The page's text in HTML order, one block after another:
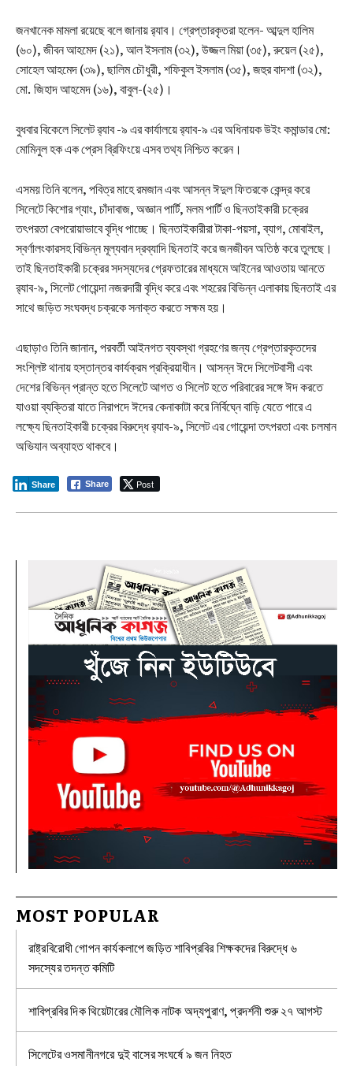
জনখানেক মামলা রয়েছে বলে জানায় র‍্যাব। গ্রেপ্তারকৃতরা হলেন- আব্দুল হালিম
(৬০), জীবন আহমেদ (২১), আল ইসলাম (৩২), উজ্জল মিয়া (৩৫), রুয়েল (২৫),
সোহেল আহমেদ (৩৯), ছালিম চৌধুরী, শফিকুল ইসলাম (৩৫), জহুর বাদশা (৩২),
মো. জিহাদ আহমেদ (১৬), বাবুল-(২৫)।
বুধবার বিকেলে সিলেট র‍্যাব -৯ এর কার্যালয়ে র‍্যাব-৯ এর অধিনায়ক উইং কমান্ডার মো:
মোমিনুল হক এক প্রেস ব্রিফিংয়ে এসব তথ্য নিশ্চিত করেন।
এসময় তিনি বলেন, পবিত্র মাহে রমজান এবং আসন্ন ঈদুল ফিতরকে কেন্দ্র করে
সিলেটে কিশোর গ্যাং, চাঁদাবাজ, অজ্ঞান পার্টি, মলম পার্টি ও ছিনতাইকারী চক্রের
তৎপরতা বেপরোয়াভাবে বৃদ্ধি পাচ্ছে। ছিনতাইকারীরা টাকা-পয়সা, ব্যাগ, মোবাইল,
স্বর্ণালংকারসহ বিভিন্ন মূল্যবান দ্রব্যাদি ছিনতাই করে জনজীবন অতিষ্ঠ করে তুলছে।
তাই ছিনতাইকারী চক্রের সদস্যদের গ্রেফতারের মাধ্যমে আইনের আওতায় আনতে
র‍্যাব-৯, সিলেট গোয়েন্দা নজরদারী বৃদ্ধি করে এবং শহরের বিভিন্ন এলাকায় ছিনতাই এর
সাথে জড়িত সংঘবদ্ধ চক্রকে সনাক্ত করতে সক্ষম হয়।
এছাড়াও তিনি জানান, পরবর্তী আইনগত ব্যবস্থা গ্রহণের জন্য গ্রেপ্তারকৃতদের
সংশ্লিষ্ট থানায় হস্তান্তর কার্যক্রম প্রক্রিয়াধীন। আসন্ন ঈদে সিলেটবাসী এবং
দেশের বিভিন্ন প্রান্ত হতে সিলেটে আগত ও সিলেট হতে পরিবারের সঙ্গে ঈদ করতে
যাওয়া ব্যক্তিরা যাতে নিরাপদে ঈদের কেনাকাটা করে নির্বিঘ্নে বাড়ি যেতে পারে এ
লক্ষ্যে ছিনতাইকারী চক্রের বিরুদ্ধে র‍্যাব-৯, সিলেট এর গোয়েন্দা তৎপরতা এবং চলমান
অভিযান অব্যাহত থাকবে।
Share Post
Share
MOST POPULAR
রাষ্ট্রবিরোধী গোপন কার্যকলাপে জড়িত শাবিপ্রবির শিক্ষকদের বিরুদ্ধে ৬
সদস্যের তদন্ত কমিটি
শাবিপ্রবির দিক থিয়েটারের মৌলিক নাটক অদ্যপুরাণ, প্রদর্শনী শুরু ২৭ আগস্ট
সিলেটের ওসমানীনগরে দুই বাসের সংঘর্ষে ৯ জন নিহত